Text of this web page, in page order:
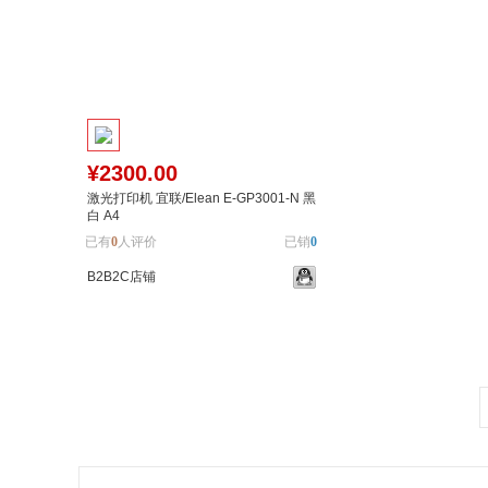
¥2300.00
激光打印机 宜联/Elean E-GP3001-N 黑
白 A4
已有0人评价 已销0
B2B2C店铺